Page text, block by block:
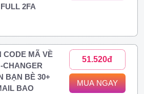
2FA
CODE MÃ VỀ
CHANGER
BẠN BÈ 30+
BAO
51.520đ
MUA NGAY